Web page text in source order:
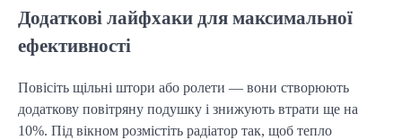
Додаткові лайфхаки для максимальної
ефективності
Повісіть щільні штори або ролети — вони створюють
додаткову повітряну подушку і знижують втрати ще на
10%. Під вікном розмістіть радіатор так, щоб тепло